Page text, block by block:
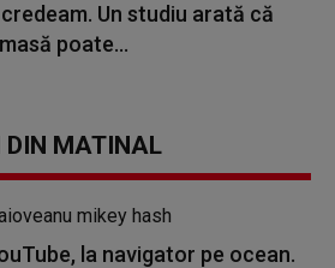
Un studiu arată că
poate...
DIN MATINAL
la navigator pe ocean.